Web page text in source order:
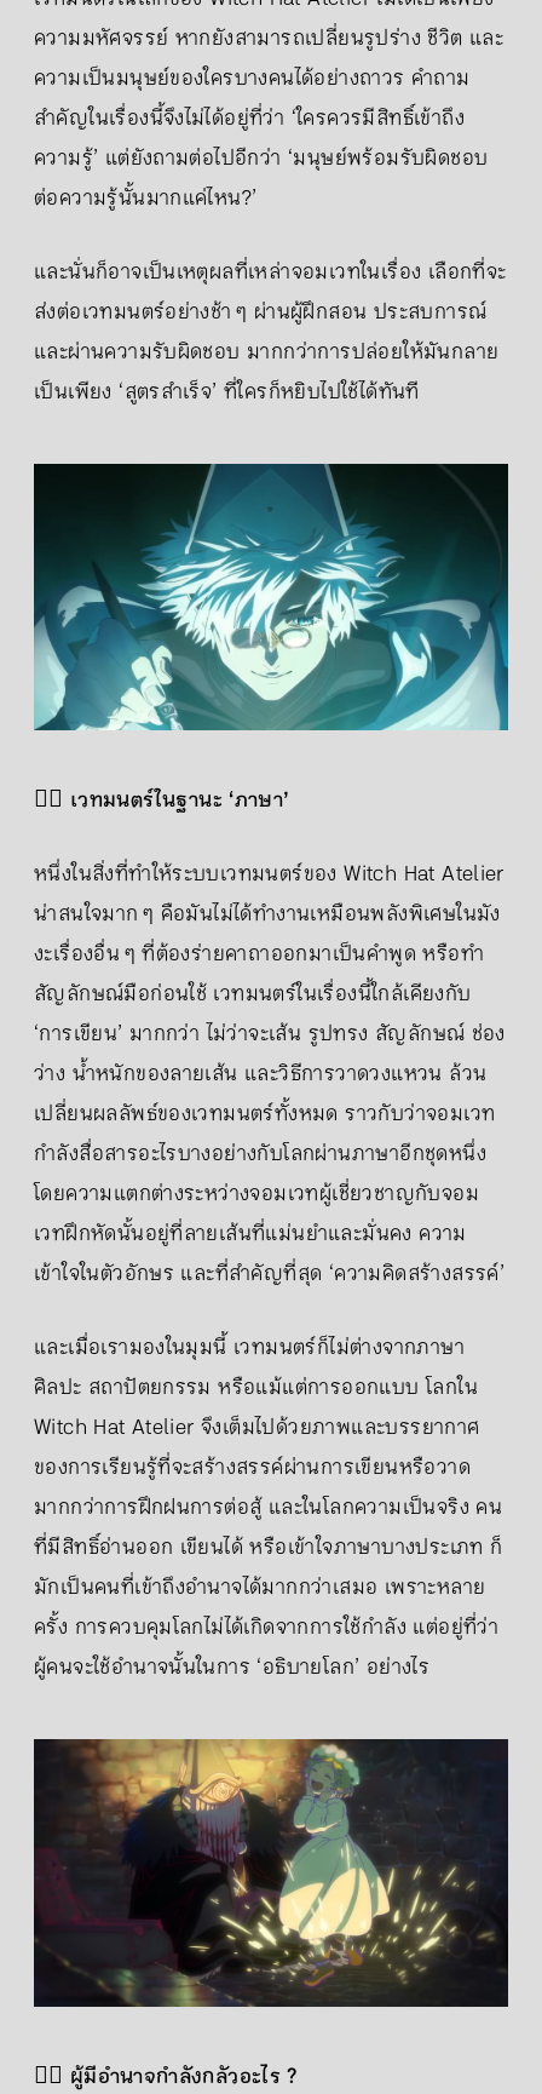
ความมหัศจรรย์ หากยังสามารถเปลี่ยนรูปร่าง ชีวิต และ
ความเป็นมนุษย์ของใครบางคนได้อย่างถาวร คำถาม
สำคัญในเรื่องนี้จึงไม่ได้อยู่ที่ว่า ‘ใครควรมีสิทธิ์เข้าถึง
ความรู้’ แต่ยังถามต่อไปอีกว่า ‘มนุษย์พร้อมรับผิดชอบ
ต่อความรู้นั้นมากแค่ไหน?’
และนั่นก็อาจเป็นเหตุผลที่เหล่าจอมเวทในเรื่อง เลือกที่จะ
ส่งต่อเวทมนตร์อย่างช้า ๆ ผ่านผู้ฝึกสอน ประสบการณ์
และผ่านความรับผิดชอบ มากกว่าการปล่อยให้มันกลาย
เป็นเพียง ‘สูตรสำเร็จ’ ที่ใครก็หยิบไปใช้ได้ทันที
🧙‍♂️ เวทมนตร์ในฐานะ ‘ภาษา’
หนึ่งในสิ่งที่ทำให้ระบบเวทมนตร์ของ Witch Hat Atelier
น่าสนใจมาก ๆ คือมันไม่ได้ทำงานเหมือนพลังพิเศษในมัง
งะเรื่องอื่น ๆ ที่ต้องร่ายคาถาออกมาเป็นคำพูด หรือทำ
สัญลักษณ์มือก่อนใช้ เวทมนตร์ในเรื่องนี้ใกล้เคียงกับ
‘การเขียน’ มากกว่า ไม่ว่าจะเส้น รูปทรง สัญลักษณ์ ช่อง
ว่าง น้ำหนักของลายเส้น และวิธีการวาดวงแหวน ล้วน
เปลี่ยนผลลัพธ์ของเวทมนตร์ทั้งหมด ราวกับว่าจอมเวท
กำลังสื่อสารอะไรบางอย่างกับโลกผ่านภาษาอีกชุดหนึ่ง
โดยความแตกต่างระหว่างจอมเวทผู้เชี่ยวชาญกับจอม
เวทฝึกหัดนั้นอยู่ที่ลายเส้นที่แม่นยำและมั่นคง ความ
เข้าใจในตัวอักษร และที่สำคัญที่สุด ‘ความคิดสร้างสรรค์’
และเมื่อเรามองในมุมนี้ เวทมนตร์ก็ไม่ต่างจากภาษา
ศิลปะ สถาปัตยกรรม หรือแม้แต่การออกแบบ โลกใน
Witch Hat Atelier จึงเต็มไปด้วยภาพและบรรยากาศ
ของการเรียนรู้ที่จะสร้างสรรค์ผ่านการเขียนหรือวาด
มากกว่าการฝึกฝนการต่อสู้ และในโลกความเป็นจริง คน
ที่มีสิทธิ์อ่านออก เขียนได้ หรือเข้าใจภาษาบางประเภท ก็
มักเป็นคนที่เข้าถึงอำนาจได้มากกว่าเสมอ เพราะหลาย
ครั้ง การควบคุมโลกไม่ได้เกิดจากการใช้กำลัง แต่อยู่ที่ว่า
ผู้คนจะใช้อำนาจนั้นในการ ‘อธิบายโลก’ อย่างไร
🧙‍♂️ ผู้มีอำนาจกำลังกลัวอะไร ?